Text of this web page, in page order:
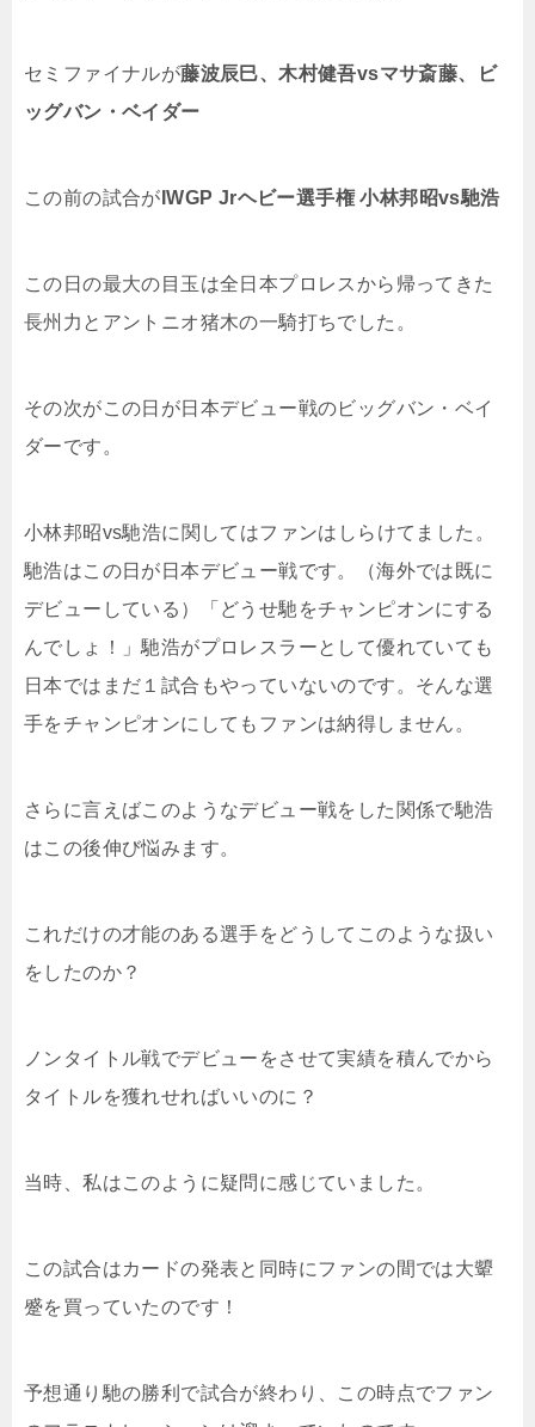
セミファイナルが藤波辰巳、木村健吾vsマサ斎藤、ビ
ッグバン・ベイダー
この前の試合が IWGP Jrヘビー選手権 小林邦昭vs馳浩
この日の最大の目玉は全日本プロレスから帰ってきた
長州力とアントニオ猪木の一騎打ちでした。
その次がこの日が日本デビュー戦のビッグバン・ベイ
ダーです。
小林邦昭vs馳浩に関してはファンはしらけてました。
馳浩はこの日が日本デビュー戦です。（海外では既に
デビューしている）「どうせ馳をチャンピオンにする
んでしょ！」馳浩がプロレスラーとして優れていても
日本ではまだ１試合もやっていないのです。そんな選
手をチャンピオンにしてもファンは納得しません。
さらに言えばこのようなデビュー戦をした関係で馳浩
はこの後伸び悩みます。
これだけの才能のある選手をどうしてこのような扱い
をしたのか？
ノンタイトル戦でデビューをさせて実績を積んでから
タイトルを獲れせればいいのに？
当時、私はこのように疑問に感じていました。
この試合はカードの発表と同時にファンの間では大顰
蹙を買っていたのです！
予想通り馳の勝利で試合が終わり、この時点でファン